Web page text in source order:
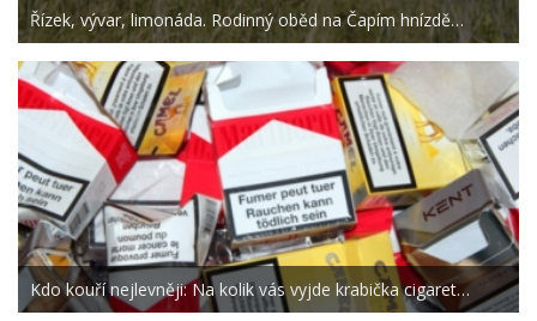
Řízek, vývar, limonáda. Rodinný oběd na Čapím hnízdě…
Kdo kouří nejlevněji: Na kolik vás vyjde krabička cigaret…